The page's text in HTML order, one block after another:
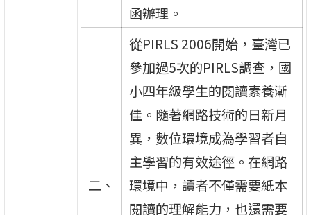
函辦理。
二、
從PIRLS 2006開始，臺灣已
參加過5次的PIRLS調查，國
小四年級學生的閱讀素養漸
佳。隨著網路技術的日新月
異，數位環境成為學習者自
主學習的有效途徑。在網路
環境中，讀者不僅需要紙本
閱讀的理解能力，也還需要